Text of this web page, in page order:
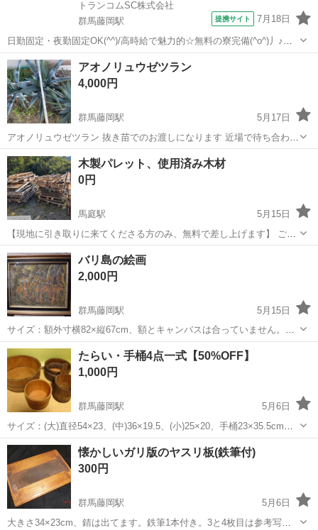
トランコムSC株式会社
群馬藤岡駅
提携サイト 7月18日
日勤固定・夜勤固定OK(^^)/高時給で魅力的☆無料の寮完備(^o^)丿♪＜
製造補助スタッフ/未経験大歓迎/男女活躍中＞ お仕事内容 ★--------------
--★ お仕事内容 ★----------------...
群馬 藤岡市 群馬藤岡駅 その他
アオノリュウゼツラン
4,000円
群馬藤岡駅
5月17日
アオノリュウゼツラン 抜き苗でのお渡しになります 近場で待ち合わせ
して渡します 左は4000円右は4500円になります 3枚目は親株になりま
す
群馬 藤岡市 群馬藤岡駅 その他 アオノリュウゼツラン
木製パレット、使用済み木材
0円
馬庭駅
5月15日
【現地に引き取りに来てくださる方のみ、無料で差し上げます】 ご覧
くださりありがとうございます。 不要になった木製パレットや使用済
み木材を現地に引き取りに来てくださる方限定で無料で差し上げま
群馬 藤岡市 馬庭駅 その他
バリ島の絵画
2,000円
群馬藤岡駅
5月15日
サイズ：額外寸横82×縦67cm、額とキャンバスは合っていません。
（写真4枚目）キャンバスのみ買ってきて大きめの額に納めたもので
す。
群馬 藤岡市 群馬藤岡駅 その他 キャンバス
たらい・手桶4点一式【50%OFF】
1,000円
群馬藤岡駅
5月6日
サイズ：(大)直径54×23、(中)36×19.5、(小)25×20、手桶23×35.5cmで
す。残念ながら長期間使っていなかったので、すき間が出来、水など
を入れると漏れます。粉ものや穀物などでご利用ください。バラでも
OKで...
群馬 藤岡市 群馬藤岡駅 その他 手桶
懐かしいガリ版のヤスリ板(鉄筆付)
300円
群馬藤岡駅
5月6日
大きさ34×23cm、錆は出てます。鉄筆1本付き。3と4枚目は参考写真